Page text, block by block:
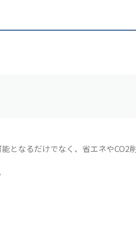
となるだけでなく、省エネやCO2